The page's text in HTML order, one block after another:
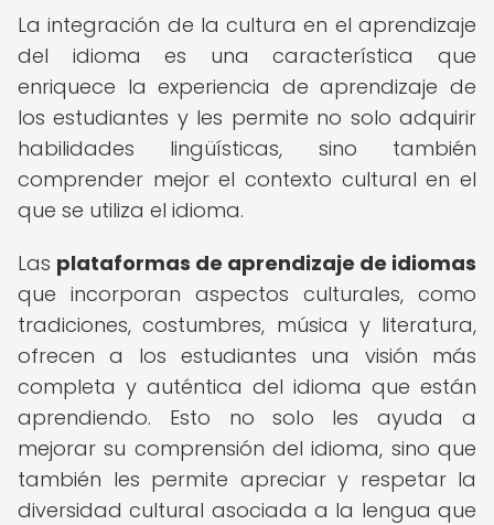
La integración de la cultura en el aprendizaje
del idioma es una característica que
enriquece la experiencia de aprendizaje de
los estudiantes y les permite no solo adquirir
habilidades lingüísticas, sino también
comprender mejor el contexto cultural en el
que se utiliza el idioma.
Las plataformas de aprendizaje de idiomas
que incorporan aspectos culturales, como
tradiciones, costumbres, música y literatura,
ofrecen a los estudiantes una visión más
completa y auténtica del idioma que están
aprendiendo. Esto no solo les ayuda a
mejorar su comprensión del idioma, sino que
también les permite apreciar y respetar la
diversidad cultural asociada a la lengua que